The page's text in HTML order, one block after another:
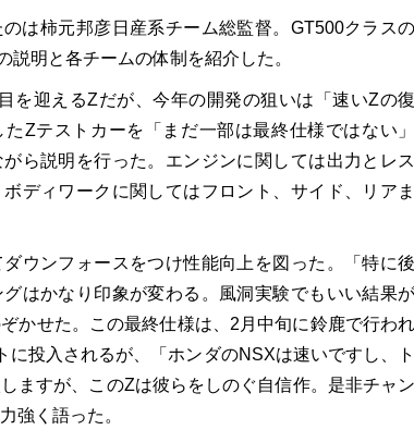
は柿元邦彦日産系チーム総監督。GT500クラスの
説明と各チームの体制を紹介した。
を迎えるZだが、今年の開発の狙いは「速いZの復
Zテストカーを「まだ一部は最終仕様ではない」
ら説明を行った。エンジンに関しては出力とレス
ディワークに関してはフロント、サイド、リアま
ウンフォースをつけ性能向上を図った。「特に後
はかなり印象が変わる。風洞実験でもいい結果が
かせた。この最終仕様は、2月中旬に鈴鹿で行われ
に投入されるが、「ホンダのNSXは速いですし、ト
ますが、このZは彼らをしのぐ自信作。是非チャン
強く語った。